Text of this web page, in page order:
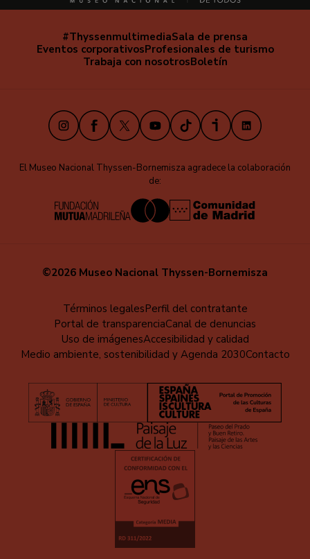
Navegación
secundaria
#ThyssenmultimediaSala de prensa
Eventos corporativosProfesionales de turismo
Trabaja con nosotrosBoletín
InstagramFacebook
X YoutubeTikTokiVooxLinkedIn
El Museo Nacional Thyssen-Bornemisza agradece la colaboración
de:
©2026 Museo Nacional Thyssen-Bornemisza
pie
Términos legalesPerfil del contratante
Portal de transparenciaCanal de denuncias
Uso de imágenesAccesibilidad y calidad
Medio ambiente, sostenibilidad y Agenda 2030Contacto